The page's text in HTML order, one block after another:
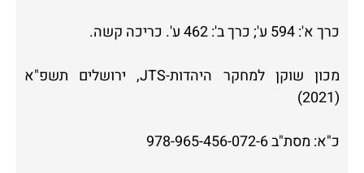
כרך א': 594 ע'; כרך ב': 462 ע'. כריכה קשה.
מכון שוקן למחקר היהדות-JTS, ירושלים תשפ"א
(2021)
כ"א: מסת"ב 978-965-456-072-6